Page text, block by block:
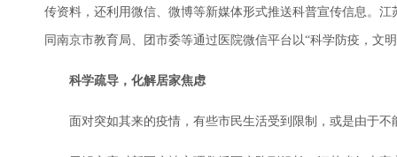
传资料，还利用微信、微博等新媒体形式推送科普宣传信息。
同南京市教育局、团市委等通过医院微信平台以“科学防疫，文
科学疏导，化解居家焦虑
面对突如其来的疫情，有些市民生活受到限制，或是由于不